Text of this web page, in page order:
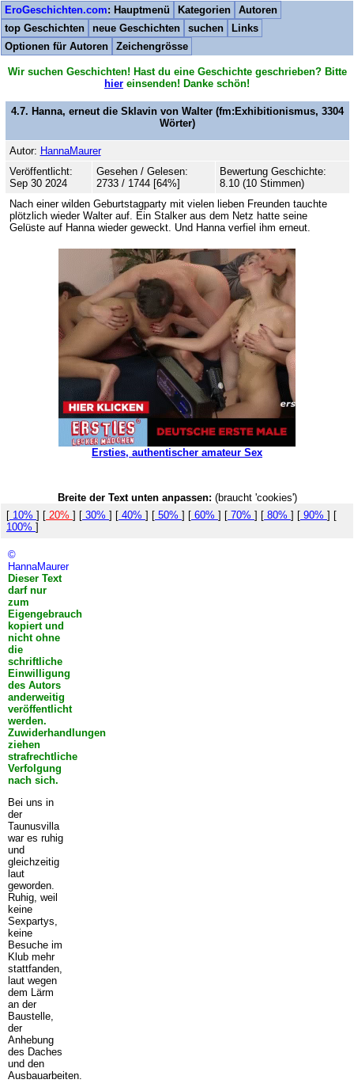
EroGeschichten.com: Hauptmenü Kategorien
Autoren
top Geschichten
neue Geschichten suchen
Links
Optionen für Autoren
Zeichengrösse
Wir suchen Geschichten! Hast du eine Geschichte geschrieben? Bitte
hier einsenden! Danke schön!
4.7. Hanna, erneut die Sklavin von Walter(fm:Exhibitionismus, 3304
Wörter)
Autor: HannaMaurer
Veröffentlicht:
Sep 30 2024
Gesehen / Gelesen:
2733 / 1744 [64%]
Bewertung Geschichte:
8.10 (10 Stimmen)
Nach einer wilden Geburtstagparty mit vielen lieben Freunden tauchte
plötzlich wieder Walter auf. Ein Stalker aus dem Netz hatte seine
Gelüste auf Hanna wieder geweckt. Und Hanna verfiel ihm erneut.
Ersties, authentischer amateur Sex
Breite der Text unten anpassen: (braucht 'cookies')
[ 10% ] [ 20% ] [ 30% ] [ 40% ] [ 50% ] [ 60% ] [ 70% ] [ 80% ] [ 90% ] [
100% ]
©
HannaMaurer
Dieser Text
darf nur
zum
Eigengebrauch
kopiert und
nicht ohne
die
schriftliche
Einwilligung
des Autors
anderweitig
veröffentlicht
werden.
Zuwiderhandlungen
ziehen
strafrechtliche
Verfolgung
nach sich.
Bei uns in
der
Taunusvilla
war es ruhig
und
gleichzeitig
laut
geworden.
Ruhig, weil
keine
Sexpartys,
keine
Besuche im
Klub mehr
stattfanden,
laut wegen
dem Lärm
an der
Baustelle,
der
Anhebung
des Daches
und den
Ausbauarbeiten.